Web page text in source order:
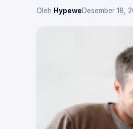
Oleh HypeweDesember 18,